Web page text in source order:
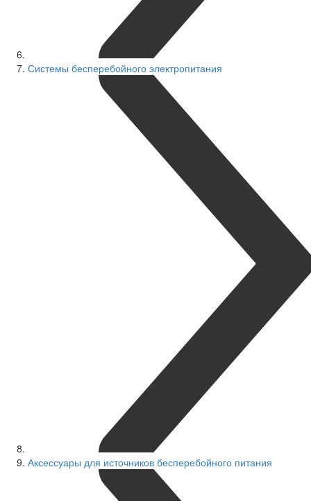
Системы бесперебойного электропитания
Аксессуары для источников бесперебойного питания